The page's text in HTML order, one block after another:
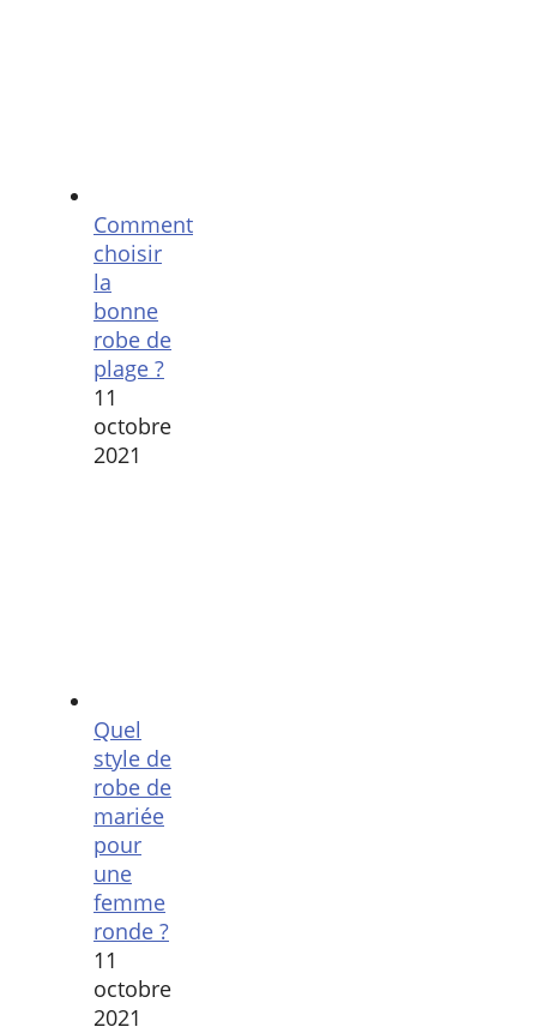
Comment
choisir
la
bonne
robe de
plage ?
11
octobre
2021
Quel
style de
robe de
mariée
pour
une
femme
ronde ?
11
octobre
2021